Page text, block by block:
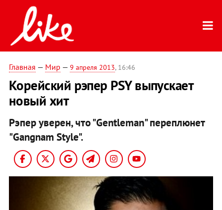
Главная — Мир — 9 апреля 2013, 16:46
Корейский рэпер PSY выпускает
новый хит
Рэпер уверен, что "Gentleman" переплюнет
"Gangnam Style".